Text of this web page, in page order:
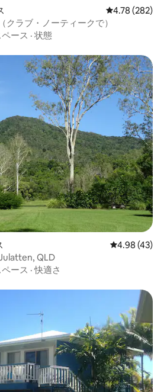
レビュー282
4.78 (282)
ボキッサ・キャビン （クラブ・ノーティークで）
ース · 状態
レビュー43
4.98 (43)
QLD
ース ·快適さ